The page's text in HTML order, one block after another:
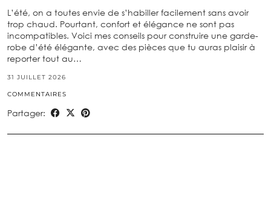
L’été, on a toutes envie de s’habiller facilement sans avoir
trop chaud. Pourtant, confort et élégance ne sont pas
incompatibles. Voici mes conseils pour construire une garde-
robe d’été élégante, avec des pièces que tu auras plaisir à
reporter tout au…
31 JUILLET 2026
COMMENTAIRES
Partager: